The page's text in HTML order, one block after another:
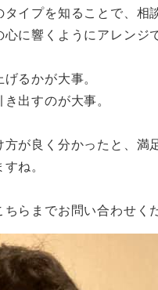
イプを知ることで、相
に響くようにアレンジ
るかが大事。
出すのが大事。
が良く分かったと、満
ね。
らまでお問い合わせく